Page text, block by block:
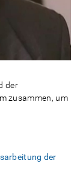
der
zusammen, um
der